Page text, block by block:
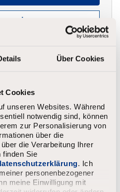
Über Cookies
Cookies
unseren Websites. Während
notwendig sind, können
zur Personalisierung von
über die
die Verarbeitung Ihrer
finden Sie
. Ich
personenbezogener
meine Einwilligung mit
anzeigen
Business
707 - 2.616